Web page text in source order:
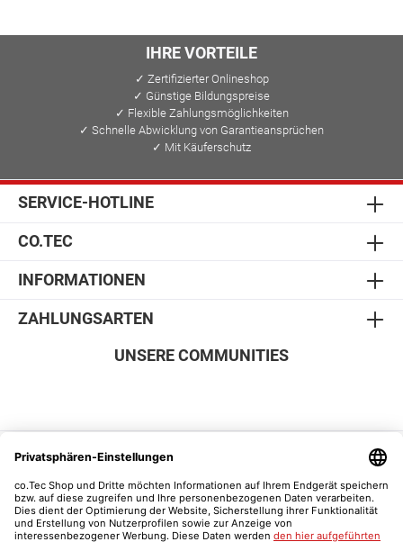
IHRE VORTEILE
✓ Zertifizierter Onlineshop
✓ Günstige Bildungspreise
✓ Flexible Zahlungsmöglichkeiten
✓ Schnelle Abwicklung von Garantieansprüchen
✓ Mit Käuferschutz
SERVICE-HOTLINE
CO.TEC
INFORMATIONEN
ZAHLUNGSARTEN
SICHER EINKAUFEN
UNSERE COMMUNITIES